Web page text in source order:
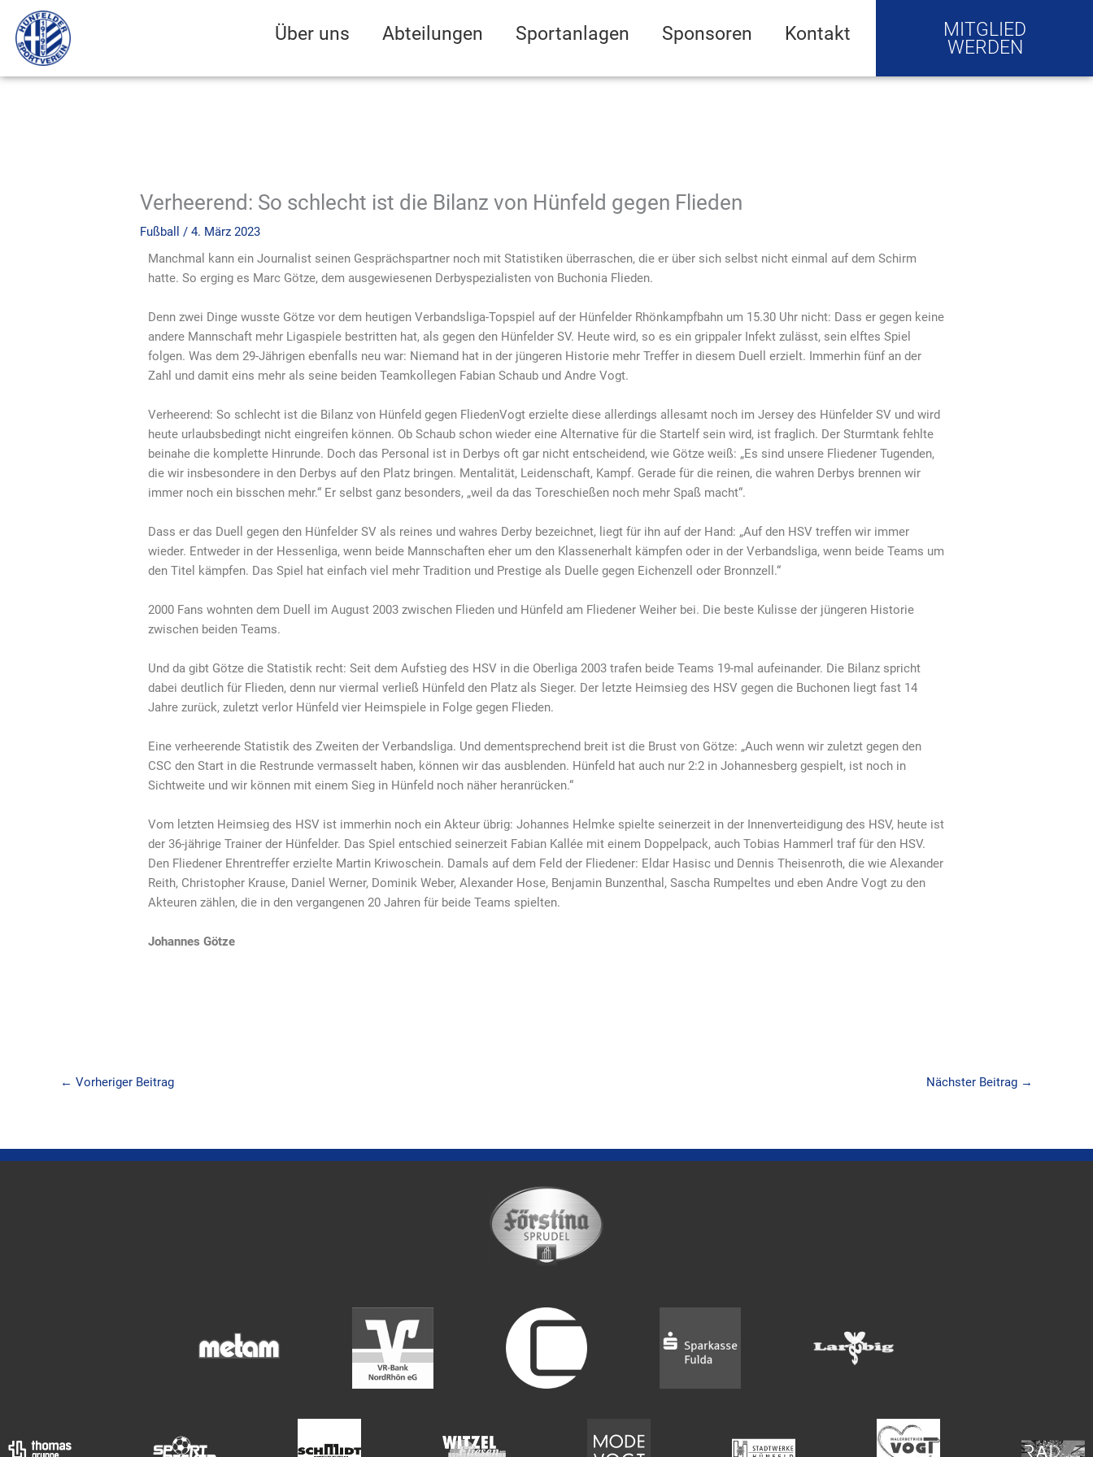
Inhalt
springen
Über uns Abteilungen Sportanlagen Sponsoren Kontakt
MITGLIED
WERDEN
Verheerend: So schlecht ist die Bilanz von Hünfeld gegen Flieden
Fußball /4. März 2023
Manchmal kann ein Journalist seinen Gesprächspartner noch mit Statistiken überraschen, die er über sich selbst nicht einmal auf dem Schirm
hatte. So erging es Marc Götze, dem ausgewiesenen Derbyspezialisten von Buchonia Flieden.
Denn zwei Dinge wusste Götze vor dem heutigen Verbandsliga-Topspiel auf der Hünfelder Rhönkampfbahn um 15.30 Uhr nicht: Dass er gegen keine
andere Mannschaft mehr Ligaspiele bestritten hat, als gegen den Hünfelder SV. Heute wird, so es ein grippaler Infekt zulässt, sein elftes Spiel
folgen. Was dem 29-Jährigen ebenfalls neu war: Niemand hat in der jüngeren Historie mehr Treffer in diesem Duell erzielt. Immerhin fünf an der
Zahl und damit eins mehr als seine beiden Teamkollegen Fabian Schaub und Andre Vogt.
Verheerend: So schlecht ist die Bilanz von Hünfeld gegen FliedenVogt erzielte diese allerdings allesamt noch im Jersey des Hünfelder SV und wird
heute urlaubsbedingt nicht eingreifen können. Ob Schaub schon wieder eine Alternative für die Startelf sein wird, ist fraglich. Der Sturmtank fehlte
beinahe die komplette Hinrunde. Doch das Personal ist in Derbys oft gar nicht entscheidend, wie Götze weiß: „Es sind unsere Fliedener Tugenden,
die wir insbesondere in den Derbys auf den Platz bringen. Mentalität, Leidenschaft, Kampf. Gerade für die reinen, die wahren Derbys brennen wir
immer noch ein bisschen mehr.“ Er selbst ganz besonders, „weil da das Toreschießen noch mehr Spaß macht“.
Dass er das Duell gegen den Hünfelder SV als reines und wahres Derby bezeichnet, liegt für ihn auf der Hand: „Auf den HSV treffen wir immer
wieder. Entweder in der Hessenliga, wenn beide Mannschaften eher um den Klassenerhalt kämpfen oder in der Verbandsliga, wenn beide Teams um
den Titel kämpfen. Das Spiel hat einfach viel mehr Tradition und Prestige als Duelle gegen Eichenzell oder Bronnzell.“
2000 Fans wohnten dem Duell im August 2003 zwischen Flieden und Hünfeld am Fliedener Weiher bei. Die beste Kulisse der jüngeren Historie
zwischen beiden Teams.
Und da gibt Götze die Statistik recht: Seit dem Aufstieg des HSV in die Oberliga 2003 trafen beide Teams 19-mal aufeinander. Die Bilanz spricht
dabei deutlich für Flieden, denn nur viermal verließ Hünfeld den Platz als Sieger. Der letzte Heimsieg des HSV gegen die Buchonen liegt fast 14
Jahre zurück, zuletzt verlor Hünfeld vier Heimspiele in Folge gegen Flieden.
Eine verheerende Statistik des Zweiten der Verbandsliga. Und dementsprechend breit ist die Brust von Götze: „Auch wenn wir zuletzt gegen den
CSC den Start in die Restrunde vermasselt haben, können wir das ausblenden. Hünfeld hat auch nur 2:2 in Johannesberg gespielt, ist noch in
Sichtweite und wir können mit einem Sieg in Hünfeld noch näher heranrücken.“
Vom letzten Heimsieg des HSV ist immerhin noch ein Akteur übrig: Johannes Helmke spielte seinerzeit in der Innenverteidigung des HSV, heute ist
der 36-jährige Trainer der Hünfelder. Das Spiel entschied seinerzeit Fabian Kallée mit einem Doppelpack, auch Tobias Hammerl traf für den HSV.
Den Fliedener Ehrentreffer erzielte Martin Kriwoschein. Damals auf dem Feld der Fliedener: Eldar Hasisc und Dennis Theisenroth, die wie Alexander
Reith, Christopher Krause, Daniel Werner, Dominik Weber, Alexander Hose, Benjamin Bunzenthal, Sascha Rumpeltes und eben Andre Vogt zu den
Akteuren zählen, die in den vergangenen 20 Jahren für beide Teams spielten.
Johannes Götze
← Vorheriger Beitrag Nächster Beitrag →